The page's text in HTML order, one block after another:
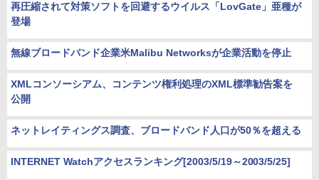
再圧縮されて対策ソフトを回避するウイルス「LovGate」亜種が
登場
無線ブロードバンド企業米Malibu Networksが企業活動を停止
XMLコンソーシアム、コンテンツ権利処理のXML標準勧告案を
公開
ネットレイティングス調査、ブロードバンド人口が50％を超える
INTERNET Watchアクセスランキング[2003/5/19～2003/5/25]